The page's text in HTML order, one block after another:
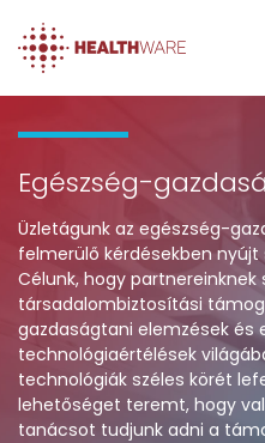
Egészség-
Üzletágunk az egészség-
felmerülő kérdésekben
Célunk, hogy
társadalombiztosítási
gazdaságtani elemzések és
technológiaértélések
technológiák széles körét
lehetőséget teremt, hogy
tanácsot tudjunk adni a